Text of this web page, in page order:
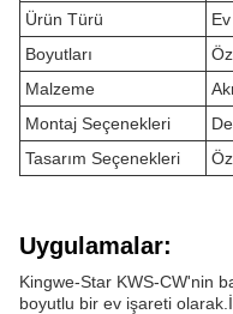
Ürün Türü
Boyutları
Malzeme
Montaj Seçenekleri
Tasarım Seçenekleri
Uygulamalar:
Kingwe-Star KWS-CW'nin
boyutlu bir ev işareti